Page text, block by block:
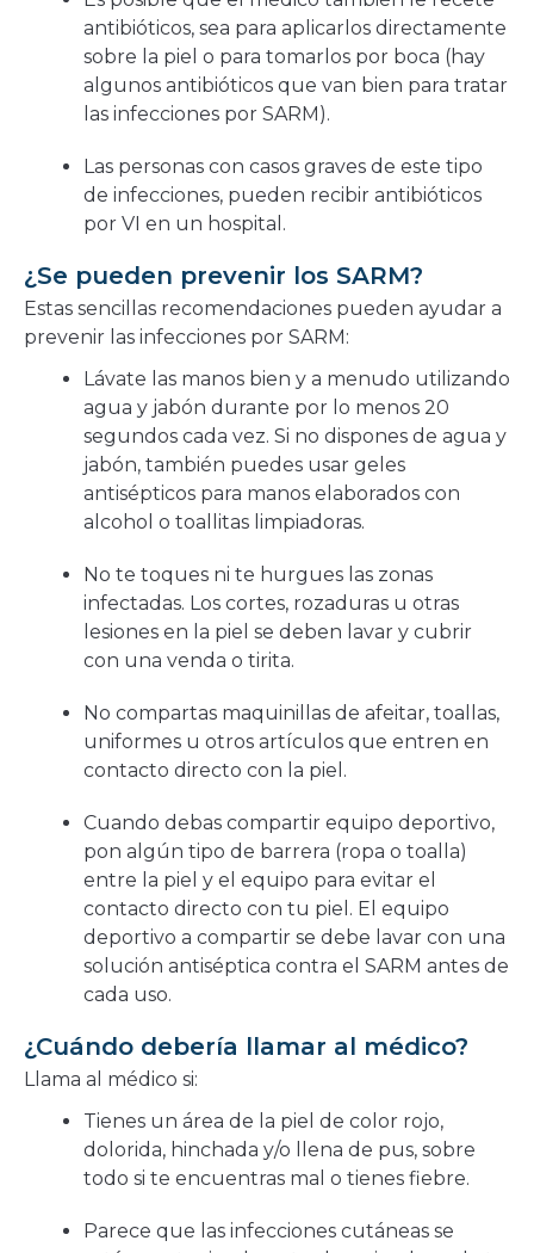
antibióticos, sea para aplicarlos directamente
sobre la piel o para tomarlos por boca (hay
algunos antibióticos que van bien para tratar
las infecciones por SARM).
Las personas con casos graves de este tipo
de infecciones, pueden recibir antibióticos
por VI en un hospital.
¿Se pueden prevenir los SARM?
Estas sencillas recomendaciones pueden ayudar a
prevenir las infecciones por SARM:
Lávate las manos bien y a menudo utilizando
agua y jabón durante por lo menos 20
segundos cada vez. Si no dispones de agua y
jabón, también puedes usar geles
antisépticos para manos elaborados con
alcohol o toallitas limpiadoras.
No te toques ni te hurgues las zonas
infectadas. Los cortes, rozaduras u otras
lesiones en la piel se deben lavar y cubrir
con una venda o tirita.
No compartas maquinillas de afeitar, toallas,
uniformes u otros artículos que entren en
contacto directo con la piel.
Cuando debas compartir equipo deportivo,
pon algún tipo de barrera (ropa o toalla)
entre la piel y el equipo para evitar el
contacto directo con tu piel. El equipo
deportivo a compartir se debe lavar con una
solución antiséptica contra el SARM antes de
cada uso.
¿Cuándo debería llamar al médico?
Llama al médico si:
Tienes un área de la piel de color rojo,
dolorida, hinchada y/o llena de pus, sobre
todo si te encuentras mal o tienes fiebre.
Parece que las infecciones cutáneas se